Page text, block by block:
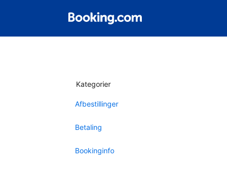
Kategorier
Afbestillinger
Betaling
Bookinginfo